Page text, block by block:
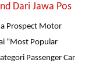
Dari Jawa Pos
Prospect Motor
“Most Popular
Passenger Car